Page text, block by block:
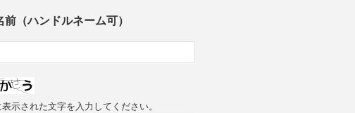
前（ハンドルネーム可）
示された文字を入力してください。